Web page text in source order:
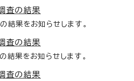
査の結果
結果をお知らせします。
査の結果
結果をお知らせします。
査の結果